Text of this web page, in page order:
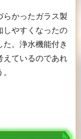
かったガラス製
しやすくなったの
。浄水機能付き
えているのであれ